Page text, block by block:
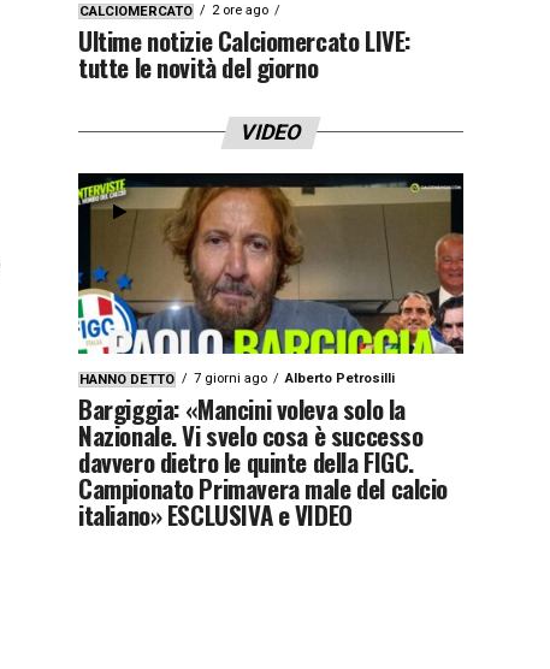
CALCIOMERCATO 2 ore ago
Ultime notizie Calciomercato LIVE:
tutte le novità del giorno
VIDEO
HANNO DETTO 7 giorni ago Alberto Petrosilli
Bargiggia: «Mancini voleva solo la
Nazionale. Vi svelo cosa è successo
davvero dietro le quinte della FIGC.
Campionato Primavera male del calcio
italiano» ESCLUSIVA e VIDEO